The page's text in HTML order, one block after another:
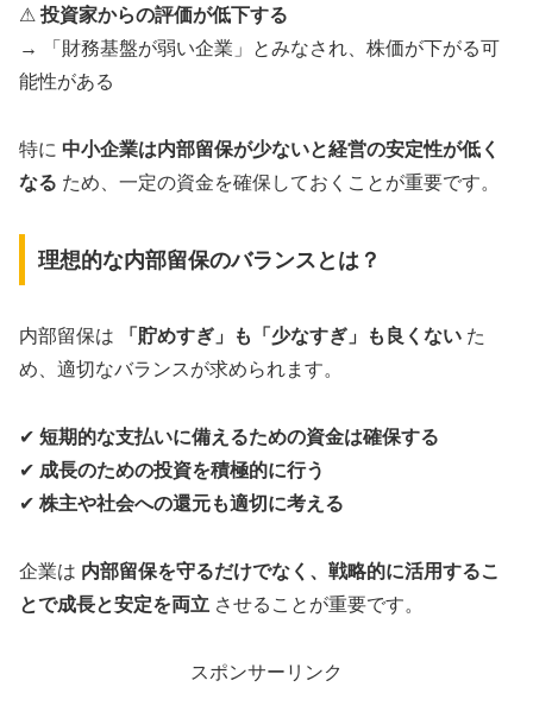
⚠ 投資家からの評価が低下する
→ 「財務基盤が弱い企業」とみなされ、株価が下がる可
能性がある
特に 中小企業は内部留保が少ないと経営の安定性が低く
なる ため、一定の資金を確保しておくことが重要です。
理想的な内部留保のバランスとは？
内部留保は 「貯めすぎ」も「少なすぎ」も良くない た
め、適切なバランスが求められます。
✔ 短期的な支払いに備えるための資金は確保する
✔ 成長のための投資を積極的に行う
✔ 株主や社会への還元も適切に考える
企業は 内部留保を守るだけでなく、戦略的に活用するこ
とで成長と安定を両立 させることが重要です。
スポンサーリンク